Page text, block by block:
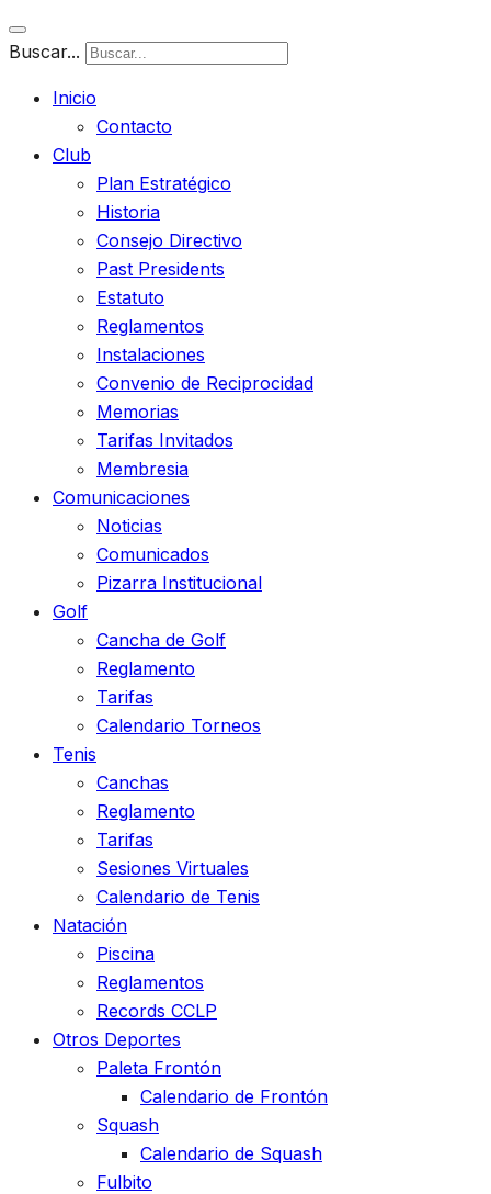
Buscar...
Inicio
Contacto
Club
Plan Estratégico
Historia
Consejo Directivo
Past Presidents
Estatuto
Reglamentos
Instalaciones
Convenio de Reciprocidad
Memorias
Tarifas Invitados
Membresia
Comunicaciones
Noticias
Comunicados
Pizarra Institucional
Golf
Cancha de Golf
Reglamento
Tarifas
Calendario Torneos
Tenis
Canchas
Reglamento
Tarifas
Sesiones Virtuales
Calendario de Tenis
Natación
Piscina
Reglamentos
Records CCLP
Otros Deportes
Paleta Frontón
Calendario de Frontón
Squash
Calendario de Squash
Fulbito